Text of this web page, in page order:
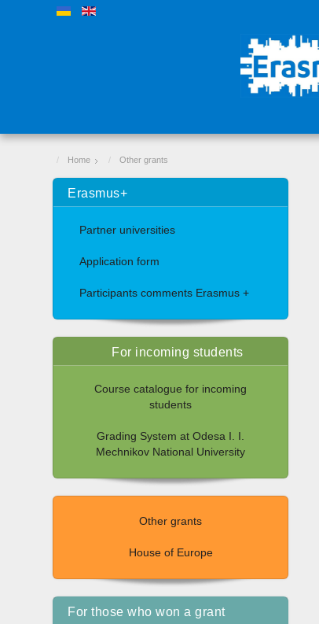
Home Other grants
Erasmus+
Partner universities
Application form
Participants comments Erasmus +
For incoming students
Course catalogue for incoming
students
Grading System at Odesa I. I.
Mechnikov National University
Other grants
House of Europe
For those who won a grant